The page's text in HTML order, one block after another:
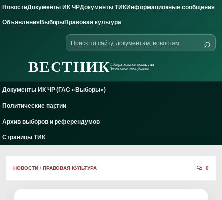
Skip to content
НовостиДокументы ИК ЧРДокументы ТИКИнформационные сообщения
ОбъявленияВыборыПравовая культура
ВЕСТНИКИзбирательной комиссии
Чеченской Республики
Поиск
по
⌕
Документы ИК ЧР (ГАС «Выборы»)
Политические партии
Архив выборов и референдумов
Страницы ТИК
НОВОСТИ / ПРАВОВАЯ КУЛЬТУРА 0